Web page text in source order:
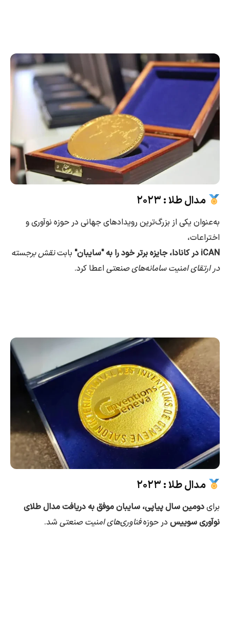
مدال طلا : ۲۰۲۳
به‌عنوان یکی از بزرگ‌ترین رویدادهای جهانی در حوزه نوآوری و
اختراعات،
iCAN در کانادا، جایزه برتر خود را به "سایبان"
بابتنقش برجسته
در ارتقای امنیت سامانه‌های صنعتیاعطا کرد.
مدال طلا : ۲۰۲۳
برایدومین سال پیاپی، سایبان موفق به دریافت مدال طلای
نوآوریسوییس در حوزهفناوری‌های امنیت صنعتی شد.